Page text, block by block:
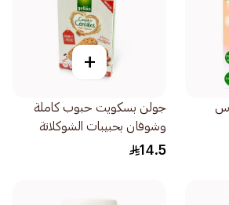
+
جولن بسكويت حبوب كاملة
وشوفان بحبيبات الشوكلاتة
240جرام
14.5